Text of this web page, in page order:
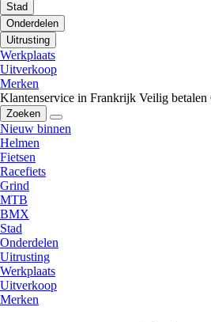
Stad
Onderdelen
Uitrusting
Werkplaats
Uitverkoop
Merken
Klantenservice in Frankrijk Veilig betalen
Zoeken
Nieuw binnen
Helmen
Fietsen
Racefiets
Grind
MTB
BMX
Stad
Onderdelen
Uitrusting
Werkplaats
Uitverkoop
Merken